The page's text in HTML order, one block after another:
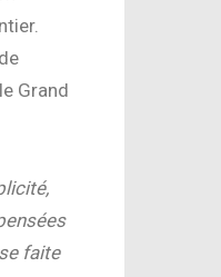
Grand
faite